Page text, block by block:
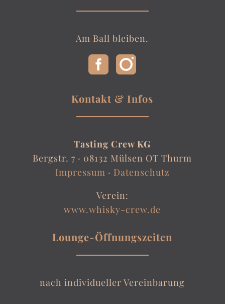
Am Ball bleiben.
Kontakt & Infos
Tasting Crew KG
Bergstr. 7 · 08132 Mülsen OT Thurm
Impressum · Datenschutz
Verein:
www.whisky-crew.de
Lounge-Öffnungszeiten
nach individueller Vereinbarung